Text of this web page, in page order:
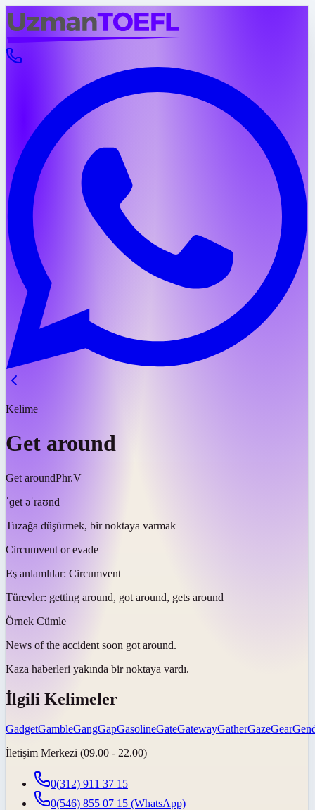
Kelime
Get around
Get aroundPhr.V
ˈɡet əˈraʊnd
Tuzağa düşürmek, bir noktaya varmak
Circumvent or evade
Eş anlamlılar: Circumvent
Türevler: getting around, got around, gets around
Örnek Cümle
News of the accident soon got around.
Kaza haberleri yakında bir noktaya vardı.
İlgili Kelimeler
GadgetGambleGangGapGasolineGateGatewayGatherGazeGear
İletişim Merkezi (09.00 - 22.00)
0(312) 911 37 15
0(546) 855 07 15 (WhatsApp)